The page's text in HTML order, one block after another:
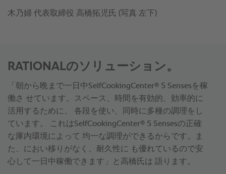
木乃婦 代表取締役 高橋拓児氏
RATIONALのソリューション。
「朝から晩まで一日中SelfCookingCenter® 5 Sensesを稼
働さ せています。スペース、時間を有効的、効率的に
活用するために、 各段を使い、同時に多種の調理をし
ています。 これはSelfCookingCenter® 5 Sensesの正確
な庫内環境によって 均一な調理ができるからです。ま
た、におい移りがなく、耐久性に も優れているので安
心して一日中稼働できます」と高橋氏は 語ります。